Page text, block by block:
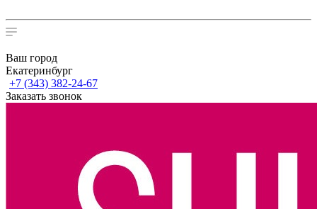
Ваш город
Екатеринбург
+7 (343) 382-24-67
Заказать звонок